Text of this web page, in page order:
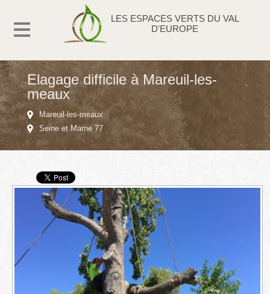
LES ESPACES VERTS DU VAL
D'EUROPE
Elagage difficile à Mareuil-les-
meaux
Mareuil-les-meaux
Seine et Marne 77